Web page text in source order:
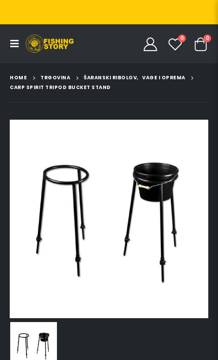
0 0
HOME TRGOVINA ŠARANSKI RIBOLOV, VAGE I OPREMA
CARP SPIRIT TRIPOD BUCKET STAND